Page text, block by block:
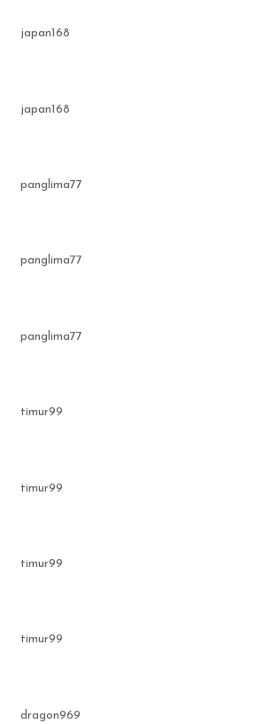
japan168
japan168
panglima77
panglima77
panglima77
timur99
timur99
timur99
timur99
dragon969